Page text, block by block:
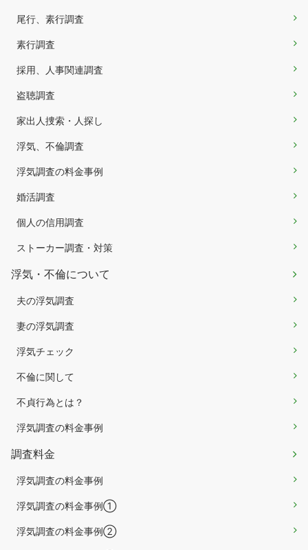
尾行、素行調査
素行調査
採用、人事関連調査
盗聴調査
家出人捜索・人探し
浮気、不倫調査
浮気調査の料金事例
婚活調査
個人の信用調査
ストーカー調査・対策
浮気・不倫について
夫の浮気調査
妻の浮気調査
浮気チェック
不倫に関して
不貞行為とは？
浮気調査の料金事例
調査料金
浮気調査の料金事例
浮気調査の料金事例①
浮気調査の料金事例②